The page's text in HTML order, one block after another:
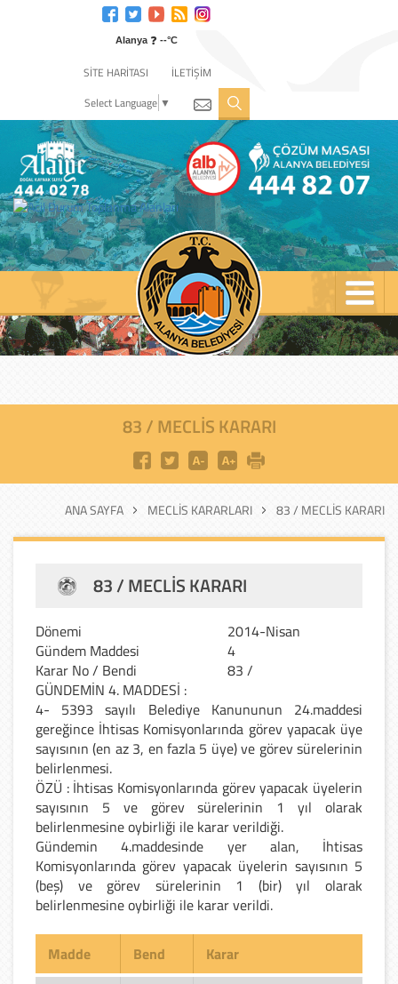
Alanya ❓ --°C
SİTE HARİTASI
İLETİŞİM
Select Language ▼
83 / MECLIS KARARI
ANA SAYFA MECLIS KARARLARI 83 / MECLIS KARARI
83 / MECLIS KARARI
Dönemi
2014-Nisan
Gündem Maddesi
4
Karar No / Bendi
83 /
GÜNDEMİN 4. MADDESİ :
4- 5393 sayılı Belediye Kanununun 24.maddesi
gereğince İhtisas Komisyonlarında görev yapacak üye
sayısının (en az 3, en fazla 5 üye) ve görev sürelerinin
belirlenmesi.
ÖZÜ : İhtisas Komisyonlarında görev yapacak üyelerin
sayısının 5 ve görev sürelerinin 1 yıl olarak
belirlenmesine oybirliği ile karar verildiği.
Gündemin 4.maddesinde yer alan, İhtisas
Komisyonlarında görev yapacak üyelerin sayısının 5
(beş) ve görev sürelerinin 1 (bir) yıl olarak
belirlenmesine oybirliği ile karar verildi.
Madde Bend Karar